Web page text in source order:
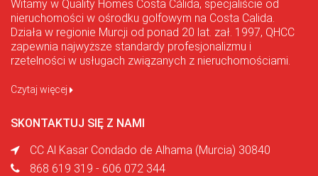
Witamy w Quality Homes Costa Cálida, specjaliście od
nieruchomości w ośrodku golfowym na Costa Calida.
Działa w regionie Murcji od ponad 20 lat. zał. 1997, QHCC
zapewnia najwyższe standardy profesjonalizmu i
rzetelności w usługach związanych z nieruchomościami.
Czytaj więcej
SKONTAKTUJ SIĘ Z NAMI
CC Al Kasar Condado de Alhama (Murcia) 30840
868 619 319 - 606 072 344